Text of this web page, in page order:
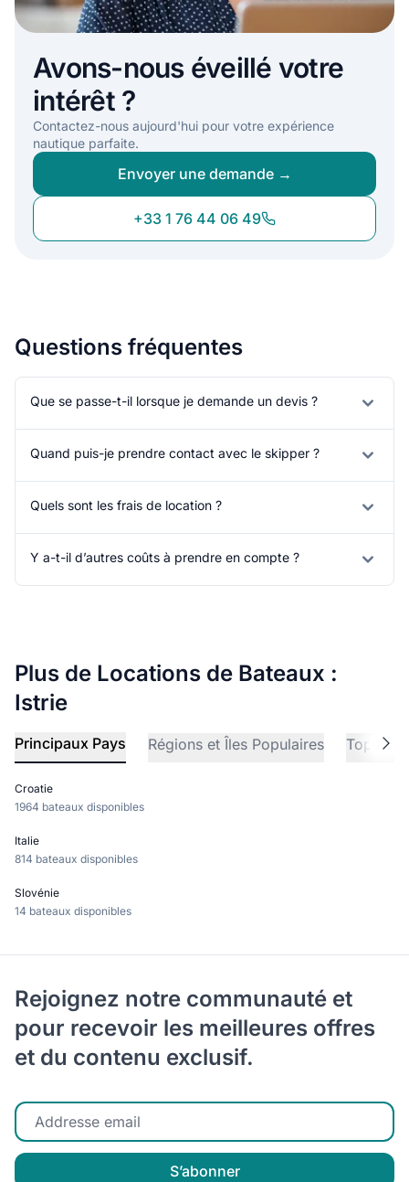
Avons-nous éveillé votre
intérêt ?
Contactez-nous aujourd'hui pour votre expérience
nautique parfaite.
Envoyer une demande →
+33 1 76 44 06 49
Questions fréquentes
Que se passe-t-il lorsque je demande un devis ?
Quand puis-je prendre contact avec le skipper ?
Quels sont les frais de location ?
Y a-t-il d’autres coûts à prendre en compte ?
Plus de Locations de Bateaux :
Istrie
Principaux Pays Régions et Îles Populaires Top
Croatie
1964 bateaux disponibles
Italie
814 bateaux disponibles
Slovénie
14 bateaux disponibles
Rejoignez notre communauté et
pour recevoir les meilleures offres
et du contenu exclusif.
Entrez votre email
S’abonner